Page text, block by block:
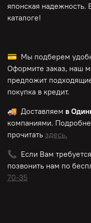
японская
каталоге!
💳 Мы подберем
Оформите заказ, наш
предложит
покупка в кредит.
🚚 Доставляем в
компаниями.
прочитать здесь.
📞 Если Вам
позвонить нам по
70-35